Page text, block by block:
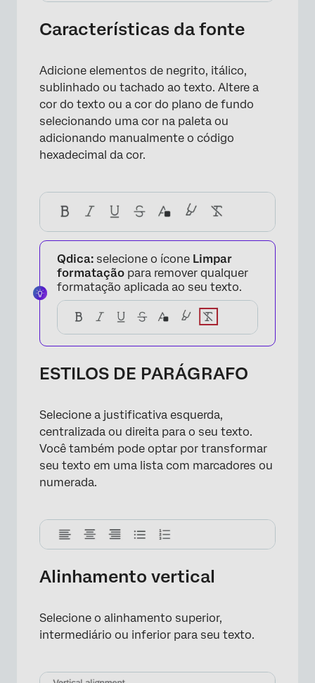
×
×
Características da fonte
Adicione elementos de negrito, itálico,
sublinhado ou tachado ao texto. Altere a
cor do texto ou a cor do plano de fundo
selecionando uma cor na paleta ou
adicionando manualmente o código
hexadecimal da cor.
Qdica: selecione o ícone Limpar
formatação para remover qualquer
formatação aplicada ao seu texto.
ESTILOS DE PARÁGRAFO
Selecione a justificativa esquerda,
centralizada ou direita para o seu texto.
Você também pode optar por transformar
seu texto em uma lista com marcadores ou
numerada.
Alinhamento vertical
Selecione o alinhamento superior,
intermediário ou inferior para seu texto.